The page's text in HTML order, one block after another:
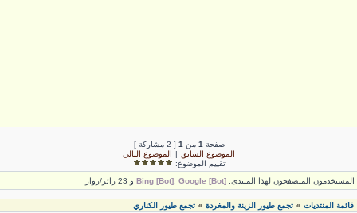
صفحة1 من [ 2 مشاركة ]
الموضوع السابق| الموضوع التالي
تقييم الموضوع:
المستخدمون المتصفحون لهذا المنتدى:
Bing [Bot] ,Google [Bot] و 23 زائر/زوار
قائمة المنتديات» تجمع طيور الزينة والمغردة» تجمع طيور الكناري